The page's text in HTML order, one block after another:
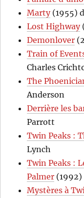
Marty(1955)
Lost Highway
Demonlover
Train of
Charles
The
Anderson
Derrière les
Parrott
Twin Peaks :
Lynch
Twin Peaks :
Palmer (1992)
Mystères à